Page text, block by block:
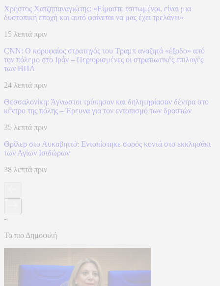
Χρήστος Χατζηπαναγιώτης: «Είμαστε τσιτωμένοι, είναι μια
δυστοπική εποχή και αυτό φαίνεται να μας έχει τρελάνει»
15 λεπτά πριν
CNN: Ο κορυφαίος στρατηγός του Τραμπ αναζητά «έξοδο» από
τον πόλεμο στο Ιράν – Περιορισμένες οι στρατιωτικές επιλογές
των ΗΠΑ
24 λεπτά πριν
Θεσσαλονίκη: Άγνωστοι τρύπησαν και δηλητηρίασαν δέντρα στο
κέντρο της πόλης – Έρευνα για τον εντοπισμό των δραστών
35 λεπτά πριν
Θρίλερ στο Λυκαβηττό: Εντοπίστηκε σορός κοντά στο εκκλησάκι
των Αγίων Ισιδώρων
38 λεπτά πριν
-
Τα πιο Δημοφιλή